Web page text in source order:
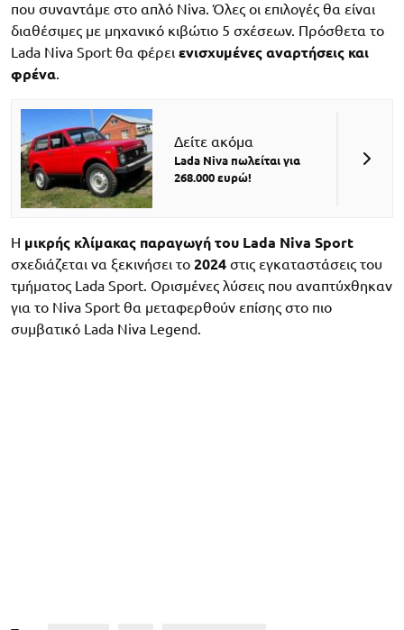
που συναντάμε στο απλό Niva. Όλες οι επιλογές θα είναι
διαθέσιμες με μηχανικό κιβώτιο 5 σχέσεων. Πρόσθετα το
Lada Niva Sport θα φέρει ενισχυμένες αναρτήσεις και
φρένα.
Δείτε ακόμα
Lada Niva πωλείται για
268.000 ευρώ!
Η μικρής κλίμακας παραγωγή του Lada Niva Sport
σχεδιάζεται να ξεκινήσει το 2024 στις εγκαταστάσεις του
τμήματος Lada Sport. Ορισμένες λύσεις που αναπτύχθηκαν
για το Niva Sport θα μεταφερθούν επίσης στο πιο
συμβατικό Lada Niva Legend.